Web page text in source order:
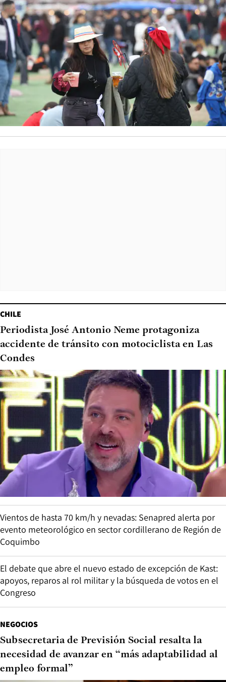
CHILE
Periodista José Antonio Neme protagoniza
accidente de tránsito con motociclista en Las
Condes
Vientos de hasta 70 km/h y nevadas: Senapred alerta por
evento meteorológico en sector cordillerano de Región de
Coquimbo
El debate que abre el nuevo estado de excepción de Kast:
apoyos, reparos al rol militar y la búsqueda de votos en el
Congreso
NEGOCIOS
Subsecretaria de Previsión Social resalta la
necesidad de avanzar en “más adaptabilidad al
empleo formal”